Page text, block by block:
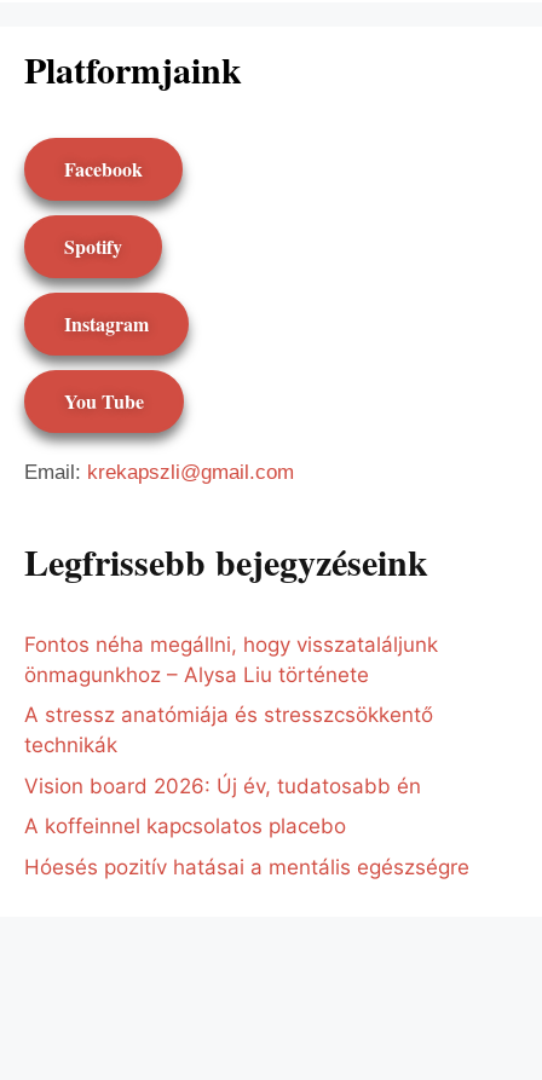
Platformjaink
Facebook
Spotify
Instagram
You Tube
Email: krekapszli@gmail.com
Legfrissebb bejegyzéseink
Fontos néha megállni, hogy visszataláljunk
önmagunkhoz – Alysa Liu története
A stressz anatómiája és stresszcsökkentő
technikák
Vision board 2026: Új év, tudatosabb én
A koffeinnel kapcsolatos placebo
Hóesés pozitív hatásai a mentális egészségre